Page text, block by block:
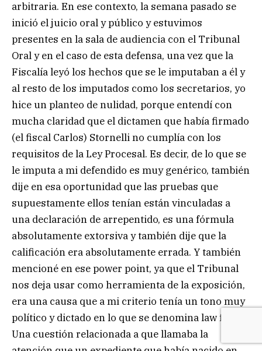
arbitraria. En ese contexto, la semana pasado se
inició el juicio oral y público y estuvimos
presentes en la sala de audiencia con el Tribunal
Oral y en el caso de esta defensa, una vez que la
Fiscalía leyó los hechos que se le imputaban a él y
al resto de los imputados como los secretarios, yo
hice un planteo de nulidad, porque entendí con
mucha claridad que el dictamen que había firmado
(el fiscal Carlos) Stornelli no cumplía con los
requisitos de la Ley Procesal. Es decir, de lo que se
le imputa a mi defendido es muy genérico, también
dije en esa oportunidad que las pruebas que
supuestamente ellos tenían están vinculadas a
una declaración de arrepentido, es una fórmula
absolutamente extorsiva y también dije que la
calificación era absolutamente errada. Y también
mencioné en ese power point, ya que el Tribunal
nos deja usar como herramienta de la exposición,
era una causa que a mi criterio tenía un tono muy
político y dictado en lo que se denomina law fare.
Una cuestión relacionada a que llamaba la